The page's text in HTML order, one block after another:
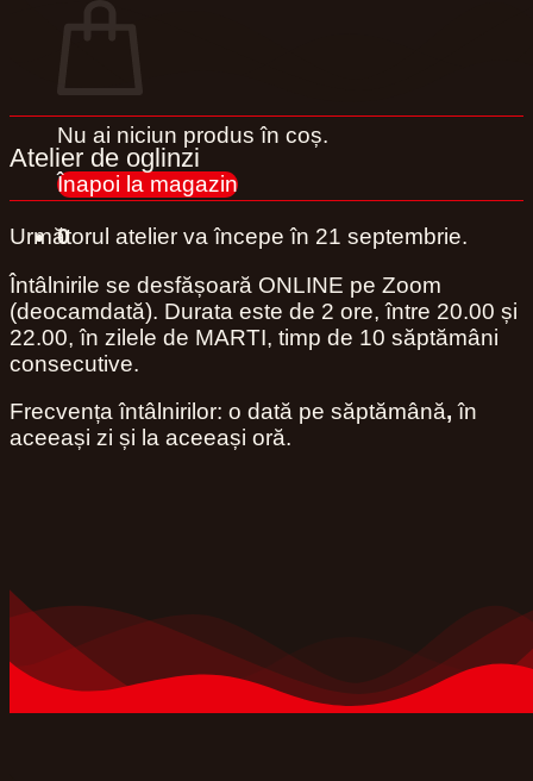
Nu ai niciun produs în coș.
Înapoi la magazin
0
Atelier de oglinzi
Următorul atelier va începe în 21 septembrie.
Întâlnirile se desfășoară ONLINE pe Zoom
(deocamdată). Durata este de 2 ore, între 20.00 și
22.00, în zilele de MARTI, timp de 10 săptămâni
consecutive.
Frecvența întâlnirilor: o dată pe săptămână, în
aceeași zi și la aceeași oră.